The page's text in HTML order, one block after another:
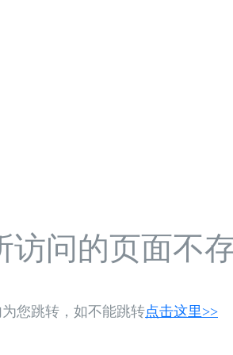
访问的页面不
您跳转，如不能跳转点击这里>>